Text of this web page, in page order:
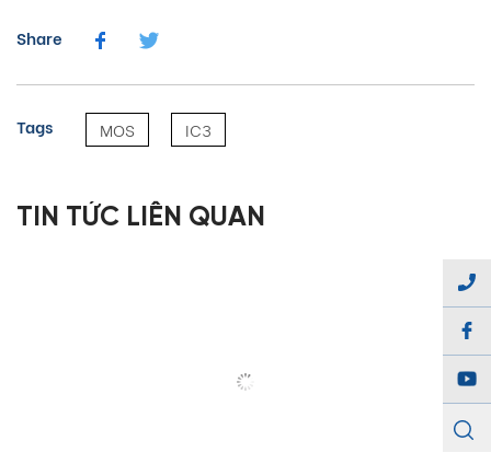
Share
Tags MOS IC3
TIN TỨC LIÊN QUAN